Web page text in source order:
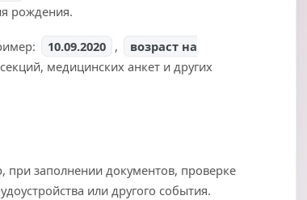
рождения.
10.09.2020 ,
возраст на
медицинских анкет и других
при заполнении документов, проверке
или другого события.